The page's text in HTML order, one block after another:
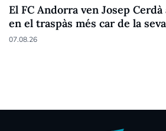
El FC Andorra ven Josep
en el traspàs més car de la
07.08.26